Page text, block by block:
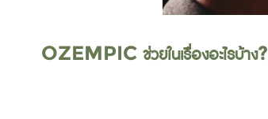
OZEMPIC ช่วยในเรื่องอะไรบ้าง?